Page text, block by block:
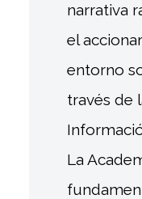
narrativa
el
entorno
través de
La